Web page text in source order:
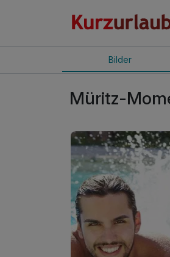
Bilder
Müritz-